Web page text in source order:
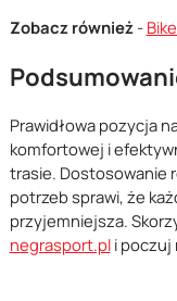
Zobacz również-
Prawidłowa pozycja
komfortowej i
trasie. Dostosowanie
potrzeb sprawi, że
przyjemniejsza.
negrasport.pli poczuj